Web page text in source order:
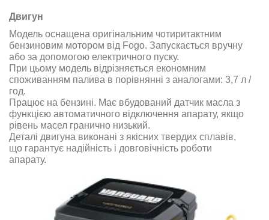
Двигун
Модель оснащена оригінальним чотиритактним
бензиновим мотором від Fogo. Запускається вручну
або за допомогою електричного пуску.
При цьому модель відрізняється економним
споживанням палива в порівнянні з аналогами: 3,7 л /
год.
Працює на бензині. Має вбудований датчик масла з
функцією автоматичного відключення апарату, якщо
рівень масел гранично низький.
Деталі двигуна виконані з якісних твердих сплавів,
що гарантує надійність і довговічність роботи
апарату.